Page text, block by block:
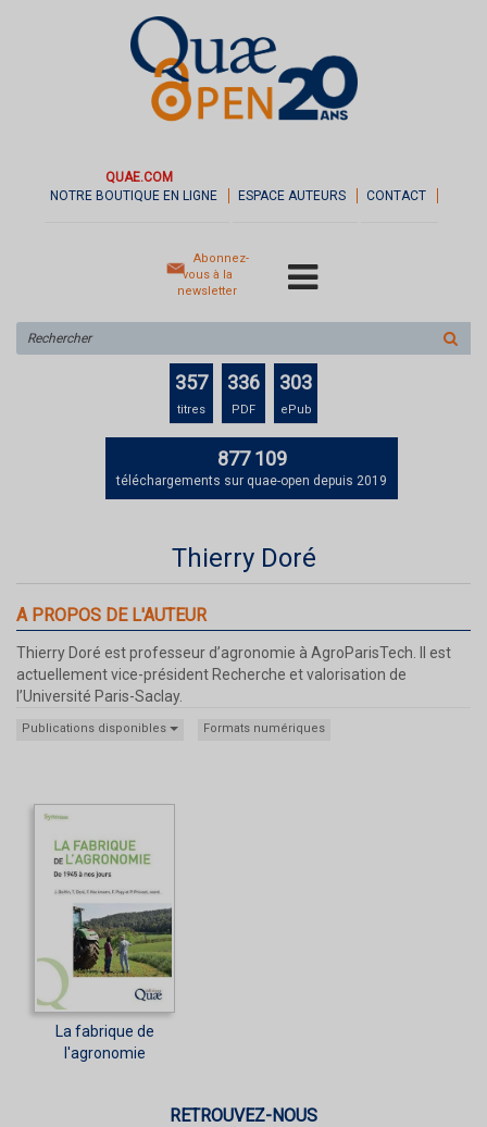
QUAE.COM
NOTRE BOUTIQUE EN LIGNE
ESPACE AUTEURS CONTACT
Abonnez-
vous à la
newsletter
sur
le
357
titres
336
PDF
303
ePub
877 109
téléchargements sur quae-open depuis 2019
Thierry Doré
A PROPOS DE L'AUTEUR
Thierry Doré est professeur d’agronomie à AgroParisTech. Il est
actuellement vice-président Recherche et valorisation de
l’Université Paris-Saclay.
Publications disponibles Formats numériques
La fabrique de
l'agronomie
RETROUVEZ-NOUS